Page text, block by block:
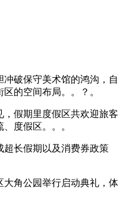
破保守美术馆的鸿沟，自
的空间布局。。？。
假期里度假区共欢迎旅客
度假区。。。
长假期以及消费券政策
角公园举行启动典礼，体